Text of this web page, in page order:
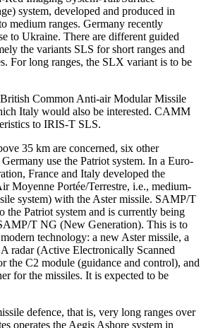
system, devel­oped and produced in
medium ranges. Germany recently
to Ukraine. There are different guided
the variants SLS for short ranges and
For long ranges, the SLX variant is to be
British Common Anti-air Modular Missile
Italy would also be interested. CAMM
to IRIS-T SLS.
35 km are concerned, six other
Germany use the Patriot system. In a Euro­
France and Italy developed the
Moyenne Portée/Terrestre, i.e., medium-
system) with the Aster missile. SAMP/T
the Patriot system and is currently being
T NG (New Generation). This is to
technology: a new Aster missile, a
radar (Active Electronically Scanned
the C2 module (guidance and control), and
for the missiles. It is expected to be
defence, that is, very long ranges over
operates the Aegis Ashore sys­tem in